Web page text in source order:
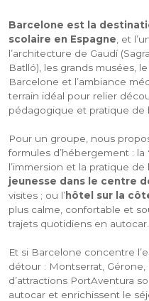
Barcelone est la
scolaire en Espagne , et
l’architecture de Gaudí
Batlló), les grands musées,
Barcelone et l’ambiance
terrain idéal pour relier
pédagogique et pratique de
Pour un groupe, nous
formules d’hébergement : la
l’immersion et la pratique de
jeunesse dans le centre
visites ; ou l’hôtel sur la
plus calme, confortable et
trajets quotidiens en autocar.
Et si Barcelone concentre
détour : Montserrat, Gérone,
d’attractions PortAventura
autocar et enrichissent le